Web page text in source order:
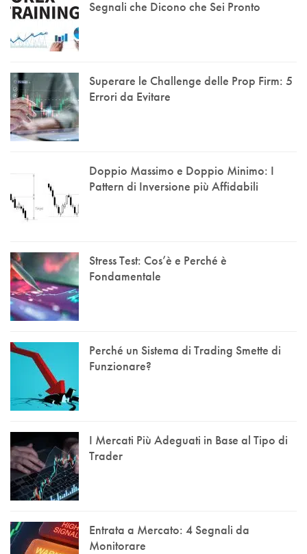
Segnali che Dicono che Sei Pronto
Superare le Challenge delle Prop Firm: 5
Errori da Evitare
Doppio Massimo e Doppio Minimo: I
Pattern di Inversione più Affidabili
Stress Test: Cos’è e Perché è
Fondamentale
Perché un Sistema di Trading Smette di
Funzionare?
I Mercati Più Adeguati in Base al Tipo di
Trader
Entrata a Mercato: 4 Segnali da
Monitorare